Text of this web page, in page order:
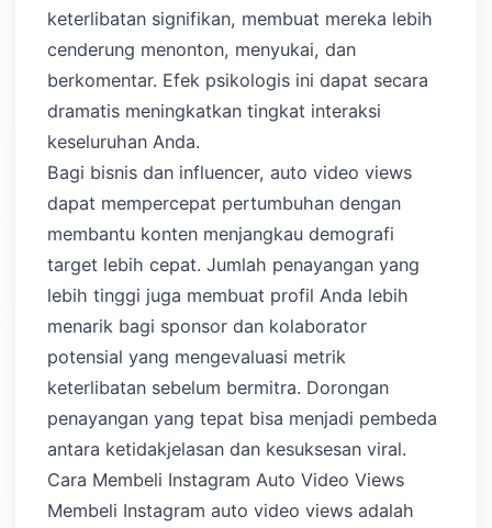
keterlibatan signifikan, membuat mereka lebih
cenderung menonton, menyukai, dan
berkomentar. Efek psikologis ini dapat secara
dramatis meningkatkan tingkat interaksi
keseluruhan Anda.
Bagi bisnis dan influencer, auto video views
dapat mempercepat pertumbuhan dengan
membantu konten menjangkau demografi
target lebih cepat. Jumlah penayangan yang
lebih tinggi juga membuat profil Anda lebih
menarik bagi sponsor dan kolaborator
potensial yang mengevaluasi metrik
keterlibatan sebelum bermitra. Dorongan
penayangan yang tepat bisa menjadi pembeda
antara ketidakjelasan dan kesuksesan viral.
Cara Membeli Instagram Auto Video Views
Membeli Instagram auto video views adalah